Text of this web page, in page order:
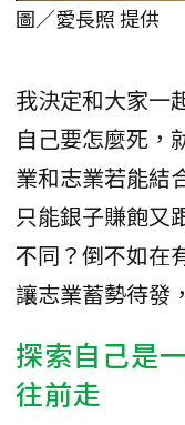
圖／愛長照 提供
我決定和大家一
自己要怎麼死，
業和志業若能結
只能銀子賺飽又
不同？倒不如在
讓志業蓄勢待發
探索自己是
往前走